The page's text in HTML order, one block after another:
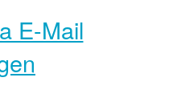
E-Mail